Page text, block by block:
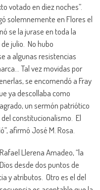
votado en diez noches”.
solemnemente en Flores el
se la jurase en toda la
julio. No hubo
a algunas resistencias
Tal vez movidas por
se encomendó a Fray
ya descollaba como
un sermón patriótico
constitucionalismo. El
afirmó José M. Rosa.
Llerena Amadeo, “la
desde dos puntos de
y atributos. Otro es el del